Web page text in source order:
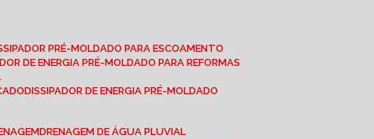
PRÉ-MOLDADO PARA ESCOAMENTO
DE ENERGIA PRÉ-MOLDADO PARA REFORMAS
DISSIPADOR DE ENERGIA PRÉ-MOLDADO
DRENAGEM DE ÁGUA PLUVIAL